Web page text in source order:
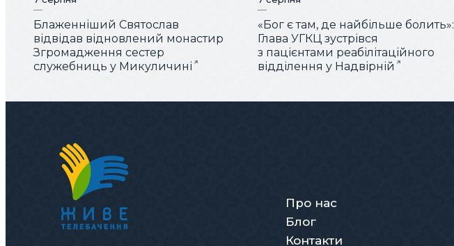
Блаженніший Святослав
відвідав відновлений монастир
Згромадження сестер
служебниць у Микуличині
«Бог є там, де найбільше болить»:
Глава УГКЦ зустрівся
з пацієнтами реабілітаційного
відділення у Надвірній
Про нас
Блог
Контакти